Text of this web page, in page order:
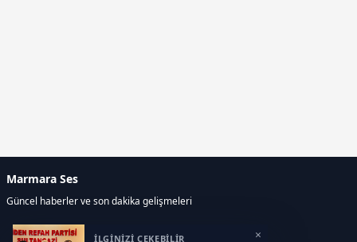
İLGİNİZİ ÇEKEBİLİR ×
Marmara Ses
Güncel haberler ve son dakika gelişmeleri